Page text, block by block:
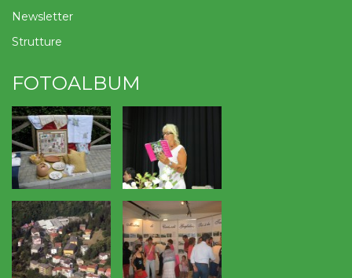
Newsletter
Strutture
FOTOALBUM